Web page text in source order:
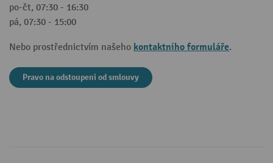
po-čt, 07:30 - 16:30
pá, 07:30 - 15:00
Nebo prostřednictvím našeho kontaktního formuláře.
Pravo na odstoupeni od smlouvy